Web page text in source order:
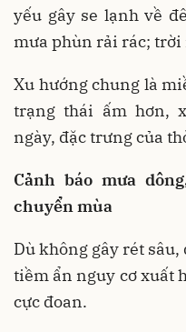
yếu gây se lạnh về
mưa phùn rải rác; trời
Xu hướng chung là
trạng thái ấm hơn,
ngày, đặc trưng của
Cảnh báo mưa
chuyển mùa
Dù không gây rét
tiềm ẩn nguy cơ xuất
cực đoan.